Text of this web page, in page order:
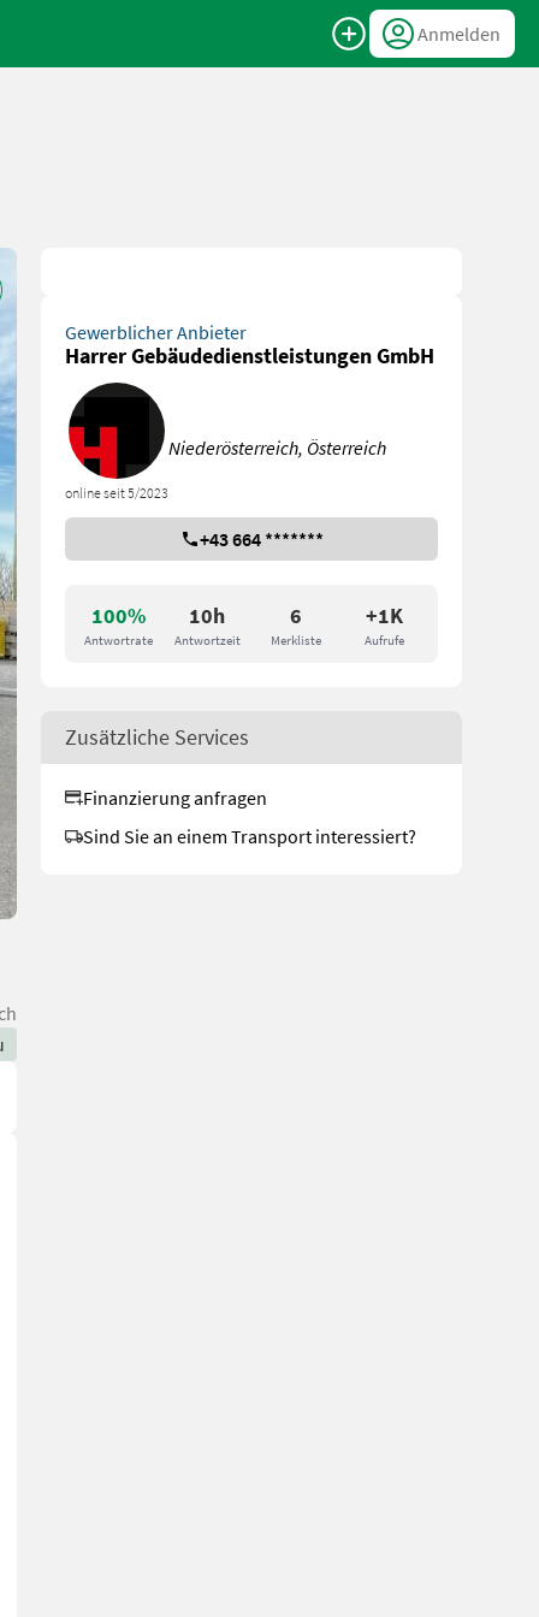
Anmelden
100%
Antwortrate
10h
Antwortzeit
6
Merkliste
+1K
Aufrufe
Gewerblicher Anbieter
Harrer Gebäudedienstleistungen GmbH
online seit 5/2023
Niederösterreich, Österreich
+43 664 *******
Zusätzliche Services
Finanzierung anfragen
Sind Sie an einem Transport interessiert?